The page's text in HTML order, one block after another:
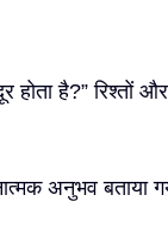
है?” रिश्तों
अनुभव बताया